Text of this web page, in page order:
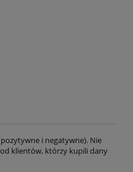
i negatywne). Nie
klientów, którzy kupili dany